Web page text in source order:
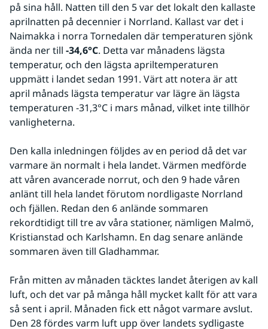
på sina håll. Natten till den 5 var det lokalt den kallaste
aprilnatten på decennier i Norrland. Kallast var det i
Naimakka i norra Tornedalen där temperaturen sjönk
ända ner till -34,6°C. Detta var månadens lägsta
temperatur, och den lägsta apriltemperaturen
uppmätt i landet sedan 1991. Värt att notera är att
april månads lägsta temperatur var lägre än lägsta
temperaturen -31,3°C i mars månad, vilket inte tillhör
vanligheterna.
Den kalla inledningen följdes av en period då det var
varmare än normalt i hela landet. Värmen medförde
att våren avancerade norrut, och den 9 hade våren
anlänt till hela landet förutom nordligaste Norrland
och fjällen. Redan den 6 anlände sommaren
rekordtidigt till tre av våra stationer, nämligen Malmö,
Kristianstad och Karlshamn. En dag senare anlände
sommaren även till Gladhammar.
Från mitten av månaden täcktes landet återigen av kall
luft, och det var på många håll mycket kallt för att vara
så sent i april. Månaden fick ett något varmare avslut.
Den 28 fördes varm luft upp över landets sydligaste